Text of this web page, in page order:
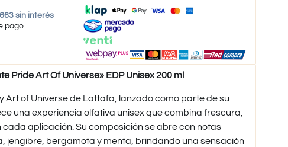
sin interés
pago
Pride Art Of Universe» EDP Unisex 200 ml
Art of Universe de Lattafa, lanzado como parte de su
una experiencia olfativa unisex que combina frescura,
aplicación. Su composición se abre con notas
jengibre, bergamota y menta, brindando una sensación